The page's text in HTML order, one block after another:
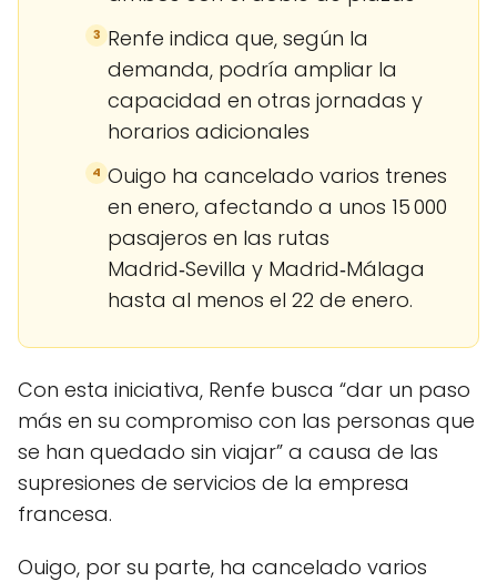
3 Renfe indica que, según la
demanda, podría ampliar la
capacidad en otras jornadas y
horarios adicionales
4 Ouigo ha cancelado varios trenes
en enero, afectando a unos 15 000
pasajeros en las rutas
Madrid‑Sevilla y Madrid‑Málaga
hasta al menos el 22 de enero.
Con esta iniciativa, Renfe busca “dar un paso
más en su compromiso con las personas que
se han quedado sin viajar” a causa de las
supresiones de servicios de la empresa
francesa.
Ouigo, por su parte, ha cancelado varios